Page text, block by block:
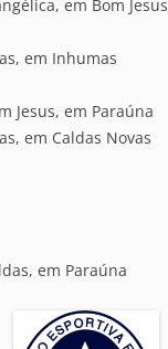
em Bom Jesus
em Inhumas
Jesus, em Paraúna
em Caldas Novas
em Paraúna